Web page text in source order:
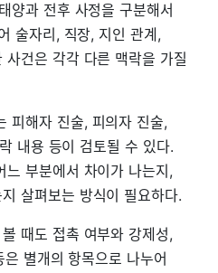
양과 전후 사정을 구분해서
술자리, 직장, 지인 관계,
건은 각각 다른 맥락을 가질
피해자 진술, 피의자 진술,
내용 등이 검토될 수 있다.
부분에서 차이가 나는지,
살펴보는 방식이 필요하다.
때도 접촉 여부와 강제성,
별개의 항목으로 나누어